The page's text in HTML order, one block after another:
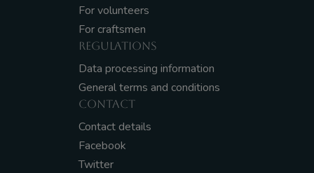
For volunteers
For craftsmen
REGULATIONS
Data processing information
General terms and conditions
CONTACT
Contact details
Facebook
Twitter